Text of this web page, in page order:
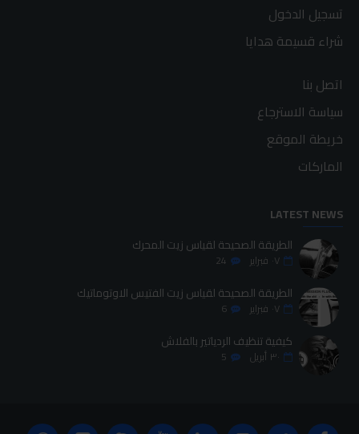
تسجيل الدخول
شراء قسيمة هدايا
اتصل بنا
سياسة الاسترجاع
خريطة الموقع
الماركات
LATEST NEWS
الطريقة الصحيحة لقياس زيت المحرك
٠٧ فبراير 24
الطريقة الصحيحة لقياس زيت الفتيس الاوتوماتيك
٠٧ فبراير 6
كيفية تنظيف الردياتير بالفلاش
٣٠ أبريل 5